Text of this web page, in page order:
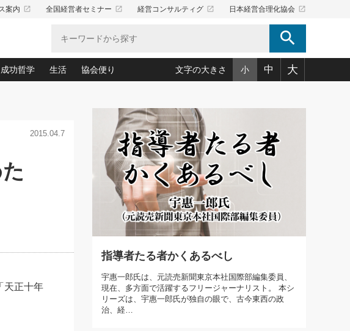
案内 launch 全国経営者セミナー launch 経営コンサルティグ launch 日本経営合理化協会 launch
search
2026.08.4
【追悼】鈴木敏文氏 言葉で伝
える経営（ジャーナリスト 勝
もっとみる
スメントの予防策(10)
される「ウェルビーイング経営入
る”お店の仕組みづくり(210)
めの現場改善(174)
だからお願いしたいと思われる 気配りの達人(127)
対応 実践マニュアル(92)
対応の新知識と新常識(57)
社員に育てる！ 社員教育の決め手(203)
めの“全員営業”(30)
成功哲学
中国哲学に学ぶ 不況は会社守成の好機(38)
令和時代の「社長の人間力の磨き方」(86)
先人の名句名言の教え 東洋思想に学ぶ経営学(132)
渡部昇一の「日本の指導者たち」(32)
生活
おのころ心平の ──社長のための「か・ら・だマネジメント」
(50)
デジタルＡＶを味方に！新・仕事術(180)
リーダー脳の鍛え方(32)
ワインを楽しむ基礎レッスン(12)
必読！社長が読むべき今月の4冊(88)
眼と耳で楽しむ読書術(162)
社長の「氣」(30)
米国スポーツ・ビジネスに学ぶ心理学(98)
高橋一喜の『これぞ！"本物の温泉"』(157)
協会便り
「愛読者通信」著者インタビュー(44)
ビジネス見聞録 経営ニュース(100)
作間信司の経営無形庵(けいえいむぎょうあん)(166)
経営セミナー情報局(1)
繁栄への着眼点 牟田太陽(76)
講話を聞いて学ぼう 実学・耳学・磨く「ミミガク」のすすめ
文字の大きさ 小 中 大
2015.04.7
天正十年
指導者たる者かくあるべし
宇惠一郎氏は、元読売新聞東京本社国際部編集委員、
現在、多方面で活躍するフリージャーナリスト。 本シ
リーズは、宇惠一郎氏が独自の眼で、古今東西の政
治、経…